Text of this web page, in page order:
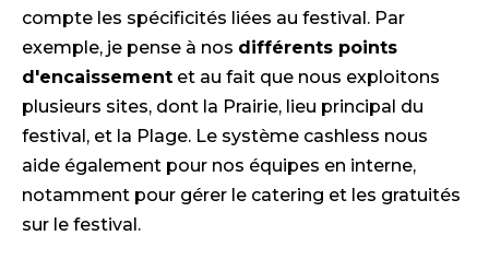
compte les spécificités liées au festival. Par
exemple, je pense à nos différents points
d'encaissement et au fait que nous exploitons
plusieurs sites, dont la Prairie, lieu principal du
festival, et la Plage. Le système cashless nous
aide également pour nos équipes en interne,
notamment pour gérer le catering et les gratuités
sur le festival.